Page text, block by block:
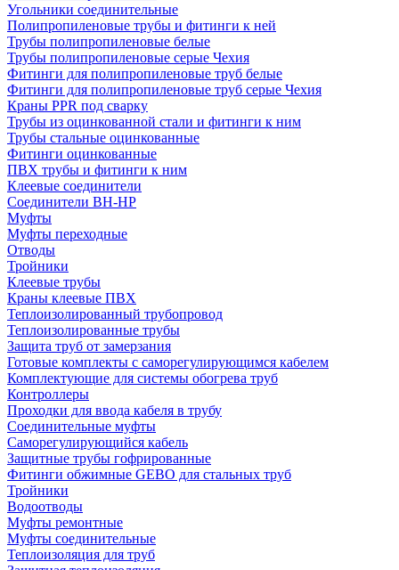
Угольники соединительные
Полипропиленовые трубы и фитинги к ней
Трубы полипропиленовые белые
Трубы полипропиленовые серые Чехия
Фитинги для полипропиленовые труб белые
Фитинги для полипропиленовые труб серые Чехия
Краны PPR под сварку
Трубы из оцинкованной стали и фитинги к ним
Трубы стальные оцинкованные
Фитинги оцинкованные
ПВХ трубы и фитинги к ним
Клеевые соединители
Соединители ВН-НР
Муфты
Муфты переходные
Отводы
Тройники
Клеевые трубы
Краны клеевые ПВХ
Теплоизолированный трубопровод
Теплоизолированные трубы
Защита труб от замерзания
Готовые комплекты с саморегулирующимся кабелем
Комплектующие для системы обогрева труб
Контроллеры
Проходки для ввода кабеля в трубу
Соединительные муфты
Саморегулирующийся кабель
Защитные трубы гофрированные
Фитинги обжимные GEBO для стальных труб
Тройники
Водоотводы
Муфты ремонтные
Муфты соединительные
Теплоизоляция для труб